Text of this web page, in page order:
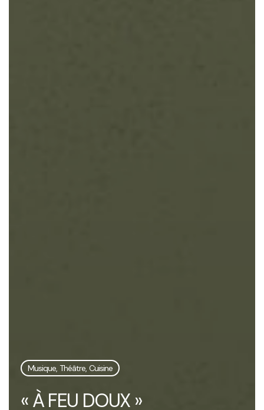
Musique, Théâtre, Cuisine
« À FEU DOUX »